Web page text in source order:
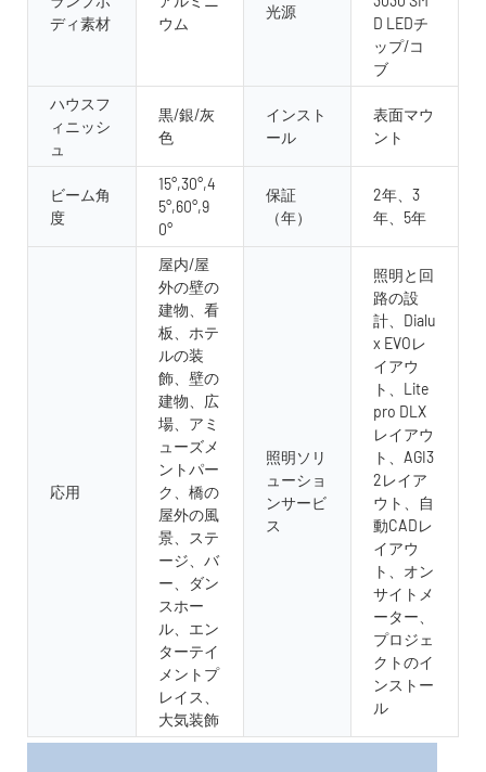
ディ素材
ウム
光源
D LEDチ
ップ/コ
ブ
ハウスフ
ィニッシ
ュ
黒/銀/灰
色
インスト
ール
表面マウ
ント
ビーム角
度
15°,30°,4
5°,60°,9
0°
保証
（年）
2年、3
年、5年
応用
屋内/屋
外の壁の
建物、看
板、ホテ
ルの装
飾、壁の
建物、広
場、アミ
ューズメ
ントパー
ク、橋の
屋外の風
景、ステ
ージ、バ
ー、ダン
スホー
ル、エン
ターテイ
メントプ
レイス、
大気装飾
照明ソリ
ューショ
ンサービ
ス
照明と回
路の設
計、Dialu
x EVOレ
イアウ
ト、Lite
pro DLX
レイアウ
ト、AGI3
2レイア
ウト、自
動CADレ
イアウ
ト、オン
サイトメ
ーター、
プロジェ
クトのイ
ンストー
ル